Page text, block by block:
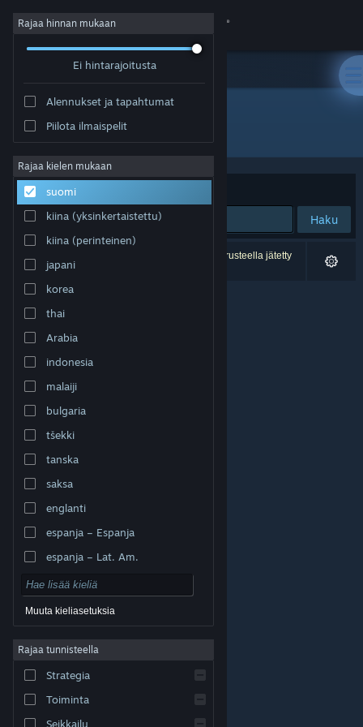
Kirjaudu sisään
Tietoa
Tuki
Vaihda kieli
Hanki Steam-mobiilisovellus
Näytä työpöytäsivusto
© Valve Corporation. Kaikki oikeudet pidätetään. Kaikki
Yhdysvalloissa ja kaikkialla maailmassa.
Helppokäyttötoiminnot
Hyvitykset|Evästeet
Rajaa hinnan mukaan
Ei hintarajoitusta
Alennukset ja tapahtumat
Piilota ilmaispelit
Rajaa kielen mukaan
suomi
kiina (yksinkertaistettu)
kiina (perinteinen)
japani
korea
thai
Arabia
indonesia
malaiji
bulgaria
tšekki
tanska
saksa
englanti
espanja – Espanja
espanja – Lat. Am.
Muuta kieliasetuksia
Rajaa tunnisteella
Strategia
Toiminta
Seikkailu
Kehittäjä: VIRTUALLYZ GAMING
Järjestelyperuste
Haku
0 tulosta vastaa hakuasi. 1 peli on asetustesi perusteella jätetty
pois.